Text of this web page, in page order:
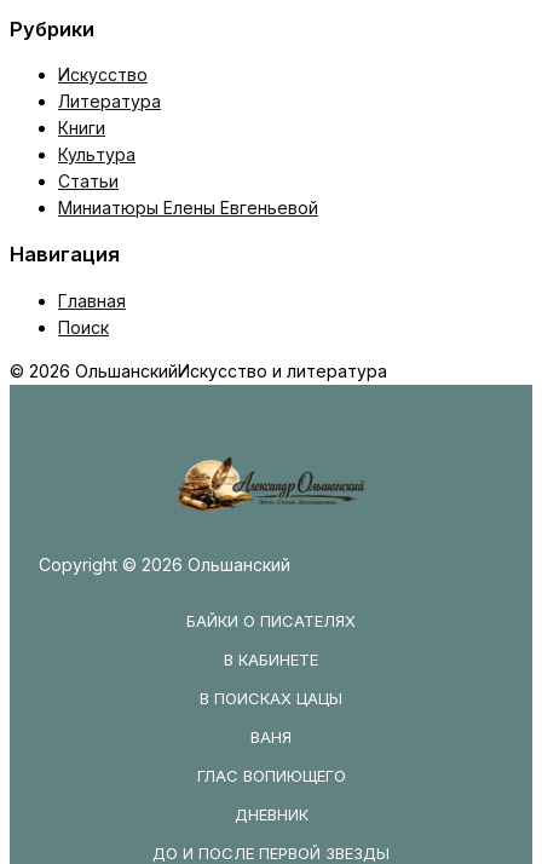
Рубрики
Искусство
Литература
Книги
Культура
Статьи
Миниатюры Елены Евгеньевой
Навигация
Главная
Поиск
© 2026 ОльшанскийИскусство и литература
Copyright © 2026 Ольшанский
БАЙКИ О ПИСАТЕЛЯХ
В КАБИНЕТЕ
В ПОИСКАХ ЦАЦЫ
ВАНЯ
ГЛАС ВОПИЮЩЕГО
ДНЕВНИК
ДО И ПОСЛЕ ПЕРВОЙ ЗВЕЗДЫ